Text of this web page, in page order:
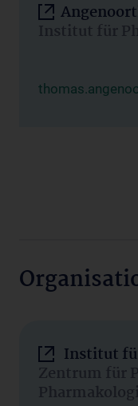
Institut für
Institut
Zentrum für